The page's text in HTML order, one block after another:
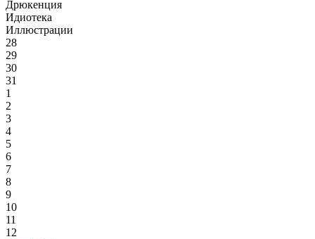
Дрюкенция
Идиотека
Иллюстрации
28
29
30
31
1
2
3
4
5
6
7
8
9
10
11
12